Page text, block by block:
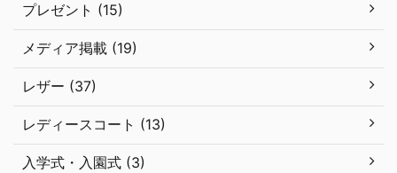
プレゼント (15)
メディア掲載 (19)
レザー (37)
レディースコート (13)
入学式・入園式 (3)